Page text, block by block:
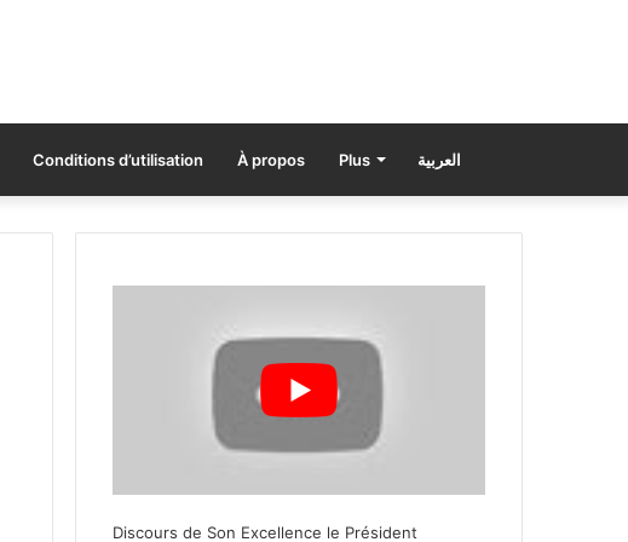
Conditions d’utilisation À propos Plus العربية
Discours de Son Excellence le Président